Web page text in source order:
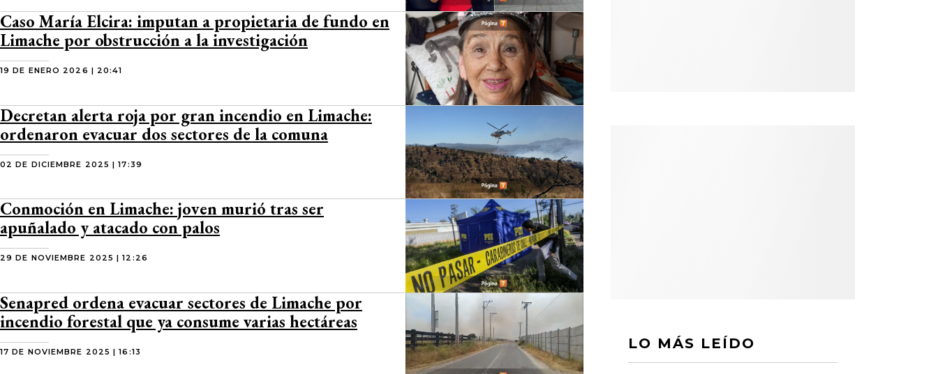
PUERTO MONTT
Caso María Elcira: imputan a propietaria de fundo en
Limache por obstrucción a la investigación
19 DE ENERO 2026 | 20:41
Decretan alerta roja por gran incendio en Limache:
ordenaron evacuar dos sectores de la comuna
02 DE DICIEMBRE 2025 | 17:39
Conmoción en Limache: joven murió tras ser
apuñalado y atacado con palos
29 DE NOVIEMBRE 2025 | 12:26
Senapred ordena evacuar sectores de Limache por
incendio forestal que ya consume varias hectáreas
17 DE NOVIEMBRE 2025 | 16:13
LO MÁS LEÍDO